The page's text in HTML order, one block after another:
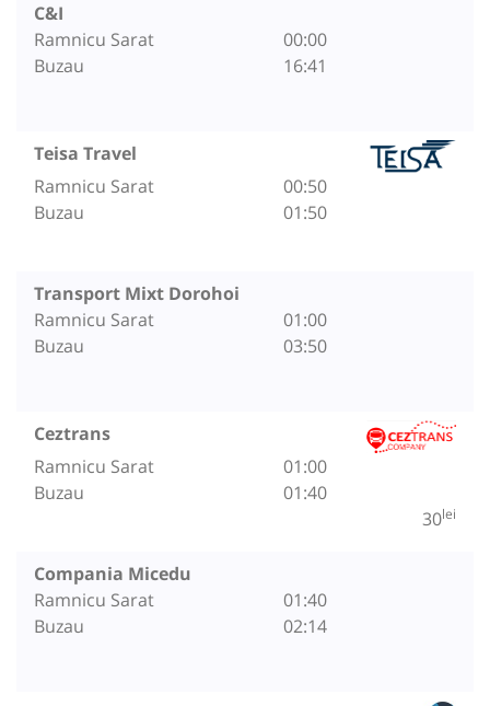
C&I
Ramnicu Sarat
Buzau
00:00
16:41
Teisa Travel
Ramnicu Sarat
Buzau
00:50
01:50
Transport Mixt Dorohoi
Ramnicu Sarat
Buzau
01:00
03:50
Ceztrans
Ramnicu Sarat
Buzau
01:00
01:40
30lei
Compania Micedu
Ramnicu Sarat
Buzau
01:40
02:14